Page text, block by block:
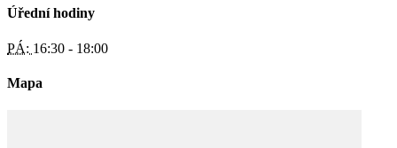
Úřední hodiny
PÁ: 16:30 - 18:00
Mapa